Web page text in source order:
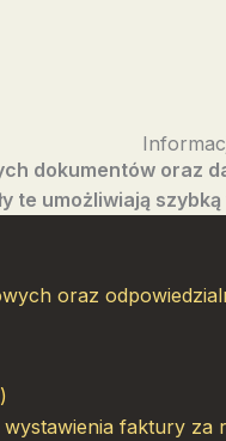
dokumentów oraz
te umożliwiają
oraz
faktury za